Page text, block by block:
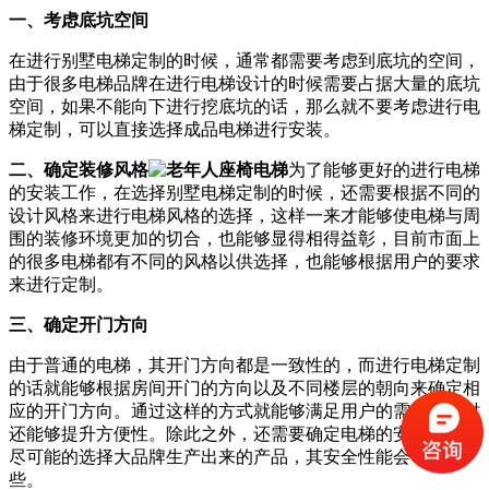
一、考虑底坑空间
在进行别墅电梯定制的时候，通常都需要考虑到底坑的空间，
由于很多电梯品牌在进行电梯设计的时候需要占据大量的底坑
空间，如果不能向下进行挖底坑的话，那么就不要考虑进行电
梯定制，可以直接选择成品电梯进行安装。
二、确定装修风格
为了能够更好的进行电梯
的安装工作，在选择别墅电梯定制的时候，还需要根据不同的
设计风格来进行电梯风格的选择，这样一来才能够使电梯与周
围的装修环境更加的切合，也能够显得相得益彰，目前市面上
的很多电梯都有不同的风格以供选择，也能够根据用户的要求
来进行定制。
三、确定开门方向
由于普通的电梯，其开门方向都是一致性的，而进行电梯定制
的话就能够根据房间开门的方向以及不同楼层的朝向来确定相
应的开门方向。通过这样的方式就能够满足用户的需求，同时
还能够提升方便性。除此之外，还需要确定电梯的安全性能，
尽可能的选择大品牌生产出来的产品，其安全性能会可靠一
些。